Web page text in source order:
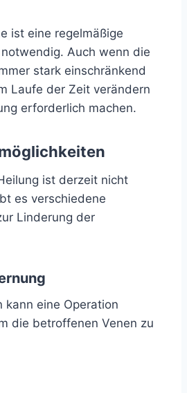
ist eine regelmäßige
Auch wenn die
stark einschränkend
Laufe der Zeit verändern
erforderlich machen.
ist derzeit nicht
es verschiedene
Linderung der
kann eine Operation
die betroffenen Venen zu